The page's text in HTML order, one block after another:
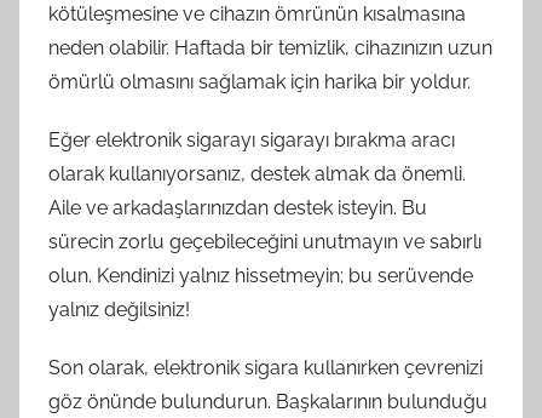
kötüleşmesine ve cihazın ömrünün kısalmasına
neden olabilir. Haftada bir temizlik, cihazınızın uzun
ömürlü olmasını sağlamak için harika bir yoldur.
Eğer elektronik sigarayı sigarayı bırakma aracı
olarak kullanıyorsanız, destek almak da önemli.
Aile ve arkadaşlarınızdan destek isteyin. Bu
sürecin zorlu geçebileceğini unutmayın ve sabırlı
olun. Kendinizi yalnız hissetmeyin; bu serüvende
yalnız değilsiniz!
Son olarak, elektronik sigara kullanırken çevrenizi
göz önünde bulundurun. Başkalarının bulunduğu